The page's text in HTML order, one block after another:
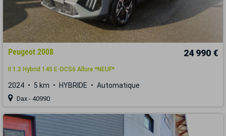
Peugeot 2008 24 990 €
II 1.2 Hybrid 145 E-DCS6 Allure *NEUF*
2024 5 km HYBRIDE Automatique
Dax - 40990